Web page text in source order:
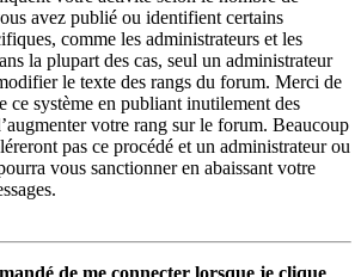
avez publié ou identifient certains
comme les administrateurs et les
la plupart des cas, seul un administrateur
le texte des rangs du forum. Merci de
ce système en publiant inutilement des
votre rang sur le forum. Beaucoup
pas ce procédé et un administrateur ou
vous sanctionner en abaissant votre
de me connecter lorsque je clique